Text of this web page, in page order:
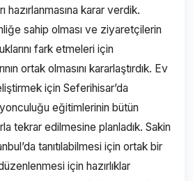
hazırlanmasına karar verdik.
sahip olması ve ziyaretçilerin
fark etmeleri için
ortak olmasını kararlaştırdık. Ev
için Seferihisar’da
eğitimlerinin bütün
tekrar edilmesine planladık. Sakin
tanıtılabilmesi için ortak bir
için hazırlıklar